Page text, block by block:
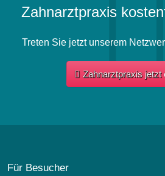
Zahnarztpraxis
Treten Sie jetzt unserem
Zahnarztpraxis jetzt
Für Besucher